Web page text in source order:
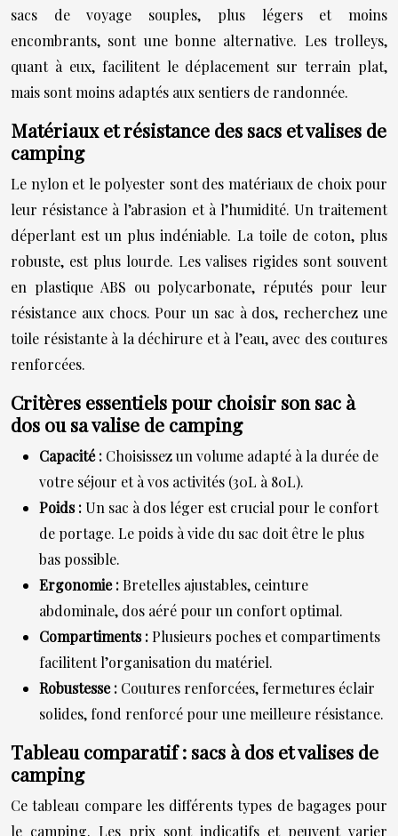
sacs de voyage souples, plus légers et moins
encombrants, sont une bonne alternative. Les trolleys,
quant à eux, facilitent le déplacement sur terrain plat,
mais sont moins adaptés aux sentiers de randonnée.
Matériaux et résistance des sacs et valises de
camping
Le nylon et le polyester sont des matériaux de choix pour
leur résistance à l’abrasion et à l’humidité. Un traitement
déperlant est un plus indéniable. La toile de coton, plus
robuste, est plus lourde. Les valises rigides sont souvent
en plastique ABS ou polycarbonate, réputés pour leur
résistance aux chocs. Pour un sac à dos, recherchez une
toile résistante à la déchirure et à l’eau, avec des coutures
renforcées.
Critères essentiels pour choisir son sac à
dos ou sa valise de camping
Capacité : Choisissez un volume adapté à la durée de
votre séjour et à vos activités (30L à 80L).
Poids :Un sac à dos léger est crucial pour le confort
de portage. Le poids à vide du sac doit être le plus
bas possible.
Ergonomie : Bretelles ajustables, ceinture
abdominale, dos aéré pour un confort optimal.
Compartiments : Plusieurs poches et compartiments
facilitent l’organisation du matériel.
Robustesse : Coutures renforcées, fermetures éclair
solides, fond renforcé pour une meilleure résistance.
Tableau comparatif : sacs à dos et valises de
camping
Ce tableau compare les différents types de bagages pour
le camping. Les prix sont indicatifs et peuvent varier